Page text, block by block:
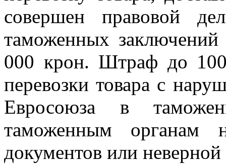
совершен правовой
таможенных
000 крон. Штраф до 100
перевозки товара с
Евросоюза в
таможенным органам
документов или